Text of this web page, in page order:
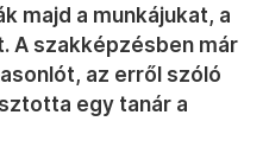
majd a munkájukat, a
A szakképzésben már
az erről szóló
egy tanár a